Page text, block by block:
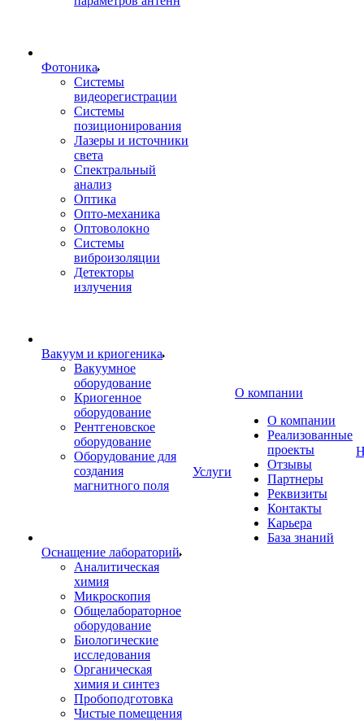
Фотоника
Cистемы
видеорегистрации
Системы
позиционирования
Лазеры и источники
света
Спектральный
анализ
Оптика
Опто-механика
Оптоволокно
Системы
виброизоляции
Детекторы
излучения
Вакуум и криогеника
Вакуумное
оборудование
Криогенное
оборудование
Рентгеновское
оборудование
Оборудование для
создания
магнитного поля
Оснащение лабораторий
Аналитическая
химия
Микроскопия
Общелабораторное
оборудование
Биологические
исследования
Органическая
химия и синтез
Пробоподготовка
Чистые помещения
Услуги
О компании
О компании
Реализованные
проекты
Отзывы
Партнеры
Реквизиты
Контакты
Карьера
База знаний